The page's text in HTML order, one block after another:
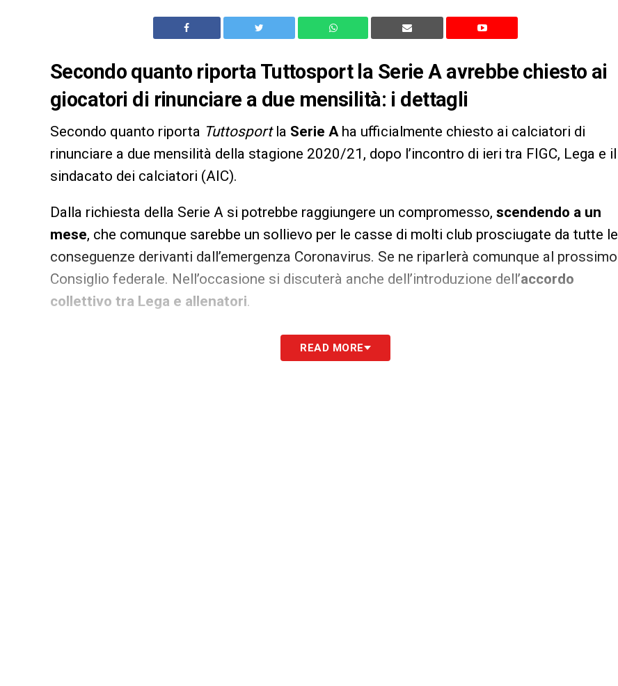
Secondo quanto riporta Tuttosport la Serie A avrebbe chiesto ai
giocatori di rinunciare a due mensilità: i dettagli
Secondo quanto riporta Tuttosportla Serie Aha ufficialmente chiesto ai calciatori di
rinunciare a due mensilità della stagione 2020/21, dopo l’incontro di ieri tra FIGC, Lega e il
sindacato dei calciatori (AIC).
Dalla richiesta della Serie A si potrebbe raggiungere un compromesso, scendendo a un
mese, che comunque sarebbe un sollievo per le casse di molti club prosciugate da tutte le
conseguenze derivanti dall’emergenza Coronavirus. Se ne riparlerà comunque al prossimo
Consiglio federale. Nell’occasione si discuterà anche dell’introduzione dell’accordo
collettivo tra Lega e allenatori.
LA PLAYLIST DELLE NOSTRE TOP NEWSREAD MORE